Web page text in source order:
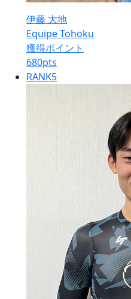
伊藤 大地
Equipe Tohoku
獲得ポイント
680pts
RANK5